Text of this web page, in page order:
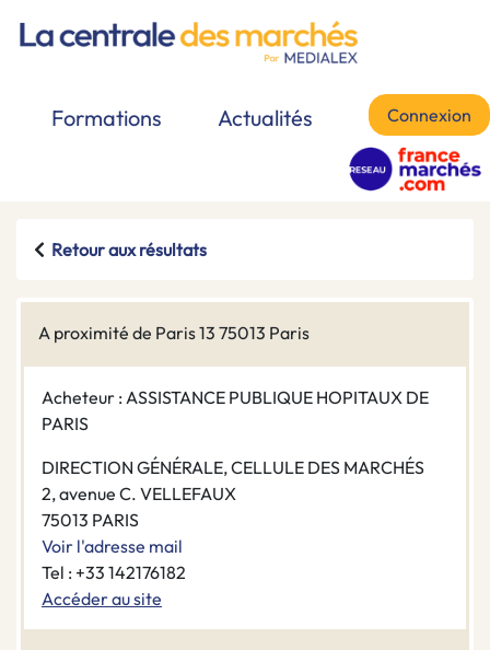
Formations Actualités Connexion
Retour aux résultats
A proximité de Paris 13 75013 Paris
Acheteur : ASSISTANCE PUBLIQUE HOPITAUX DE
PARIS
DIRECTION GÉNÉRALE, CELLULE DES MARCHÉS
2, avenue C. VELLEFAUX
75013 PARIS
Voir l'adresse mail
Tel : +33 142176182
Accéder au site